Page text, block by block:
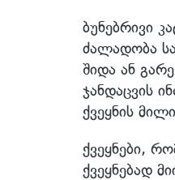
ბუნებრივი
ძალადობა
შიდა ან
ჯანდაცვის
ქვეყნის
ქვეყნები,
ქვეყნებად